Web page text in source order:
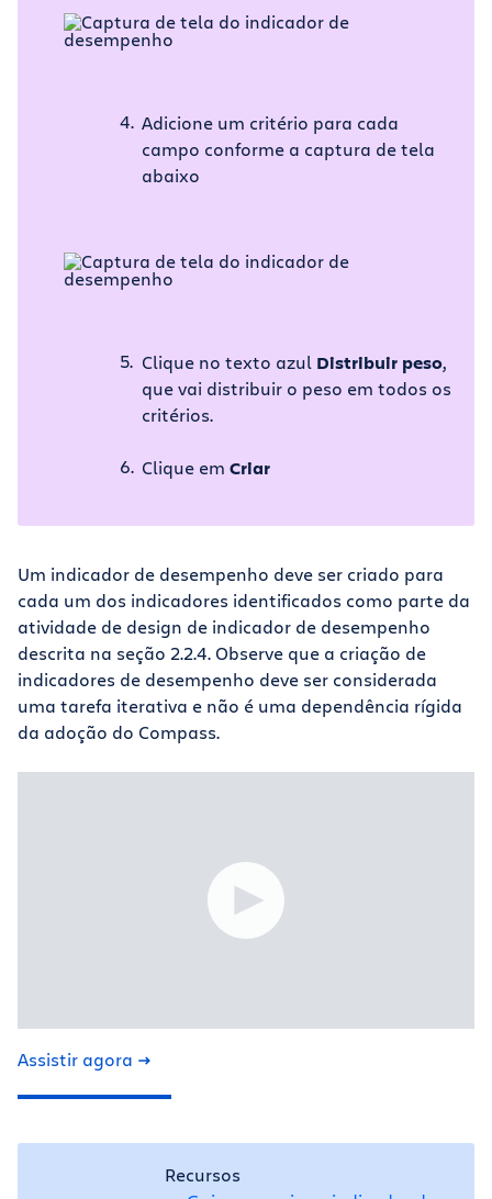
Adicione um critério para cada
campo conforme a captura de tela
abaixo
Clique no texto azul Distribuir peso,
que vai distribuir o peso em todos os
critérios.
Clique em Criar
Um indicador de desempenho deve ser criado para
cada um dos indicadores identificados como parte da
atividade de design de indicador de desempenho
descrita na seção 2.2.4. Observe que a criação de
indicadores de desempenho deve ser considerada
uma tarefa iterativa e não é uma dependência rígida
da adoção do Compass.
Assistir agora
Recursos